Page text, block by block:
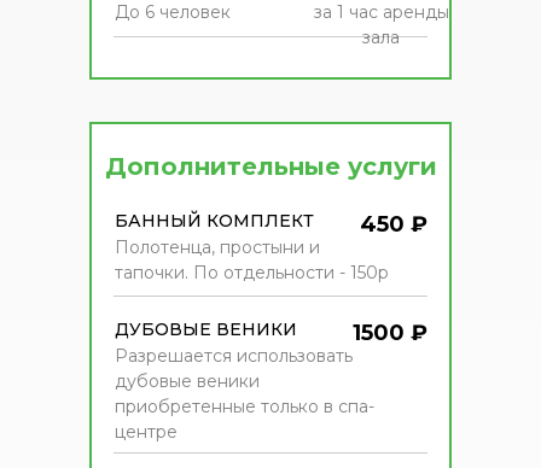
Дополнительные услуги
БАННЫЙ КОМПЛЕКТ
Полотенца, простыни и
тапочки. По отдельности - 150р
450 ₽
ДУБОВЫЕ ВЕНИКИ
Разрешается использовать
дубовые веники
приобретенные только в спа-
центре
1500 ₽
До 6 человек
за 1 час аренды
зала